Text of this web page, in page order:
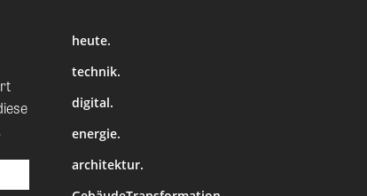
heute.
technik.
digital.
energie.
architektur.